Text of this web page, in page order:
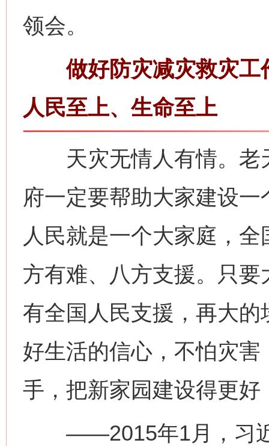
领会。
做好防灾减灾救灾工
人民至上、生命至上
天灾无情人有情。老
府一定要帮助大家建设
人民就是一个大家庭，
方有难、八方支援。只
有全国人民支援，再大
好生活的信心，不怕灾
手，把新家园建设得更好
——2015年1月，习近